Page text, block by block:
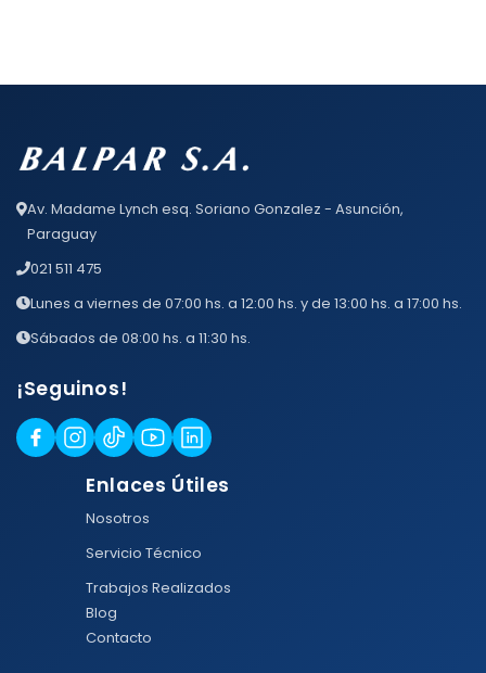
Av. Madame Lynch esq. Soriano Gonzalez - Asunción,
Paraguay
021 511 475
Lunes a viernes de 07:00 hs. a 12:00 hs. y de 13:00 hs. a 17:00 hs.
Sábados de 08:00 hs. a 11:30 hs.
¡Seguinos!
Enlaces Útiles
Nosotros
Servicio Técnico
Trabajos Realizados
Blog
Contacto